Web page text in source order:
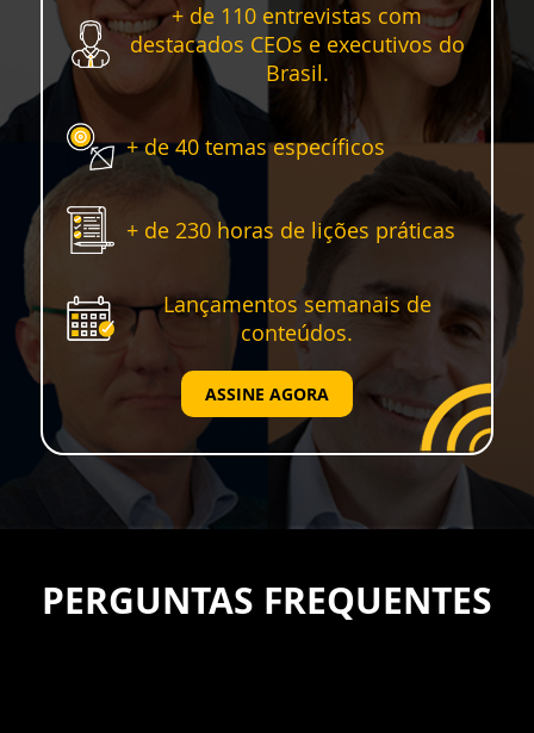
+ de 110 entrevistas com
destacados CEOs e executivos do
Brasil.
+ de 40 temas específicos
+ de 230 horas de lições práticas
Lançamentos semanais de
conteúdos.
ASSINE AGORA
PERGUNTAS FREQUENTES